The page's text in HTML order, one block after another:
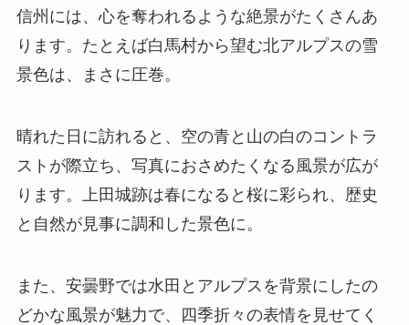
信州には、心を奪われるような絶景がたくさんあ
ります。たとえば白馬村から望む北アルプスの雪
景色は、まさに圧巻。
晴れた日に訪れると、空の青と山の白のコントラ
ストが際立ち、写真におさめたくなる風景が広が
ります。上田城跡は春になると桜に彩られ、歴史
と自然が見事に調和した景色に。
また、安曇野では水田とアルプスを背景にしたの
どかな風景が魅力で、四季折々の表情を見せてく